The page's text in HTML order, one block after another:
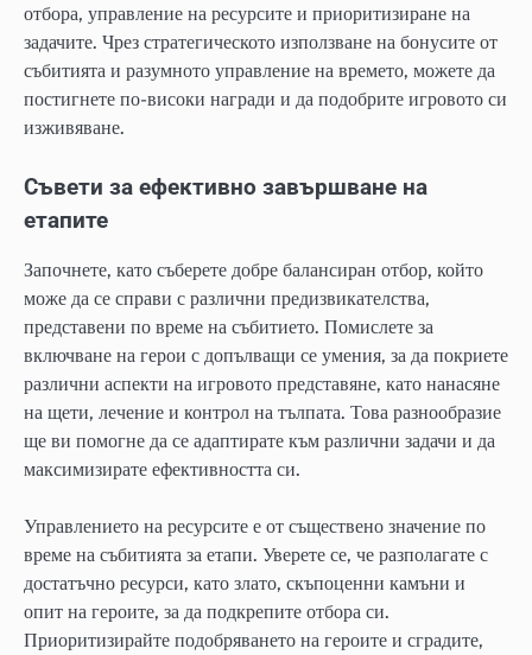
отбора, управление на ресурсите и приоритизиране на
задачите. Чрез стратегическото използване на бонусите от
събитията и разумното управление на времето, можете да
постигнете по-високи награди и да подобрите игровото си
изживяване.
Съвети за ефективно завършване на
етапите
Започнете, като съберете добре балансиран отбор, който
може да се справи с различни предизвикателства,
представени по време на събитието. Помислете за
включване на герои с допълващи се умения, за да покриете
различни аспекти на игровото представяне, като нанасяне
на щети, лечение и контрол на тълпата. Това разнообразие
ще ви помогне да се адаптирате към различни задачи и да
максимизирате ефективността си.
Управлението на ресурсите е от съществено значение по
време на събитията за етапи. Уверете се, че разполагате с
достатъчно ресурси, като злато, скъпоценни камъни и
опит на героите, за да подкрепите отбора си.
Приоритизирайте подобряването на героите и сградите,